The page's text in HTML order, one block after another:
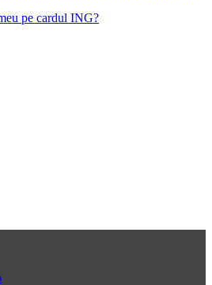
pe cardul ING?